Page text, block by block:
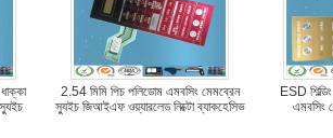
2.54 মিমি পিচ পলিডোম এমবসিং মেমব্রেন
স্যুইচ জিআইএফ ওয়্যারলেড নিক্টো ব্যাকহেসিভ
ESD
এমবসিং